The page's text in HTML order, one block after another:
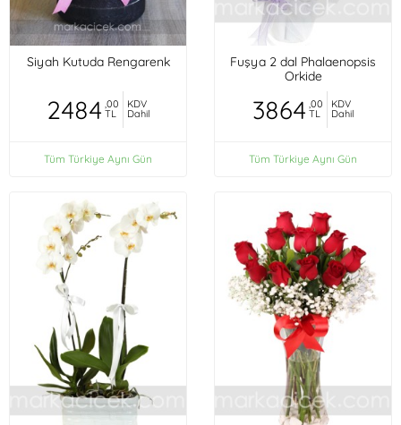
Siyah Kutuda Rengarenk
2484 ,00
TL
KDV
Dahil
Tüm Türkiye Aynı Gün
Fuşya 2 dal Phalaenopsis
Orkide
3864 ,00
TL
KDV
Dahil
Tüm Türkiye Aynı Gün